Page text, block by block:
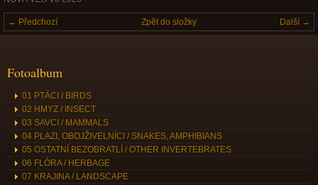
← Předchozí Další →
Zpět do složky
Fotoalbum
01 PTÁCI / BIRDS
02 HMYZ / INSECT
03 SAVCI / MAMMALS
04 PLAZI, OBOJŽIVELNÍCI / SNAKES, AMPHIBIANS
05 OSTATNÍ BEZOBRATLÍ / OTHER INVERTEBRATES
06 FLÓRA / HERBAGE
07 KRAJINA / LANDSCAPE